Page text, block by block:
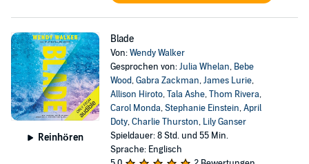
Reinhören
Blade
Von:Wendy Walker
Gesprochen von:Julia Whelan, Bebe
Wood,Gabra Zackman,James Lurie,
Allison Hiroto,Tala Ashe,Thom Rivera,
Carol Monda,Stephanie Einstein,April
Doty,Charlie Thurston, Lily Ganser
Spieldauer: 8 Std. und 55 Min.
Sprache: Englisch